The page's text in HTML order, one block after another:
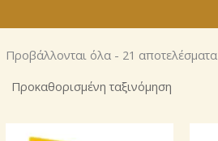
Προβάλλονται όλα - 21 αποτελέσματα